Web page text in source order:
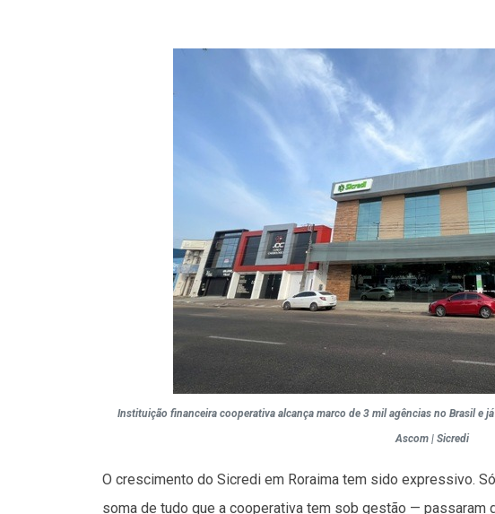
Instituição financeira cooperativa alcança marco de 3 mil agências no Brasil e
Ascom | Sicredi
O crescimento do Sicredi em Roraima tem sido expressivo.
soma de tudo que a cooperativa tem sob gestão — passaram